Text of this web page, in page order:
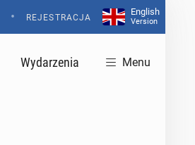
• REJESTRACJA
English
Version
Wydarzenia Menu